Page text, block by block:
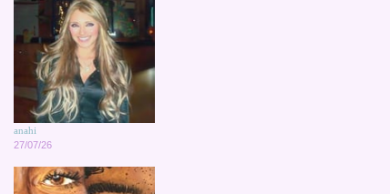
anahi
27/07/26